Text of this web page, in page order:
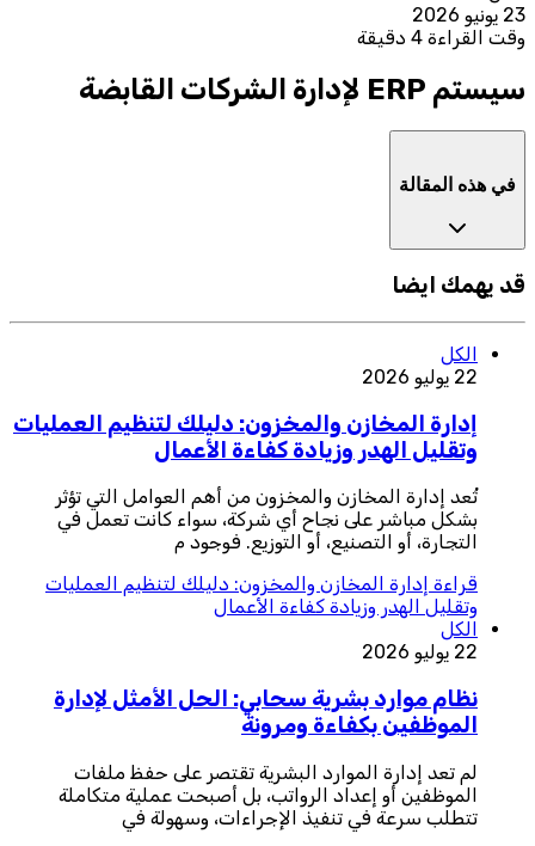
23 يونيو 2026
وقت القراءة 4 دقيقة
سيستم ERP لإدارة الشركات القابضة
في هذه المقالة
قد يهمك ايضا
الكل
22 يوليو 2026
إدارة المخازن والمخزون: دليلك لتنظيم العمليات
وتقليل الهدر وزيادة كفاءة الأعمال
تُعد إدارة المخازن والمخزون من أهم العوامل التي تؤثر
بشكل مباشر على نجاح أي شركة، سواء كانت تعمل في
التجارة، أو التصنيع، أو التوزيع. فوجود م
قراءة إدارة المخازن والمخزون: دليلك لتنظيم العمليات
وتقليل الهدر وزيادة كفاءة الأعمال
الكل
22 يوليو 2026
نظام موارد بشرية سحابي: الحل الأمثل لإدارة
الموظفين بكفاءة ومرونة
لم تعد إدارة الموارد البشرية تقتصر على حفظ ملفات
الموظفين أو إعداد الرواتب، بل أصبحت عملية متكاملة
تتطلب سرعة في تنفيذ الإجراءات، وسهولة في